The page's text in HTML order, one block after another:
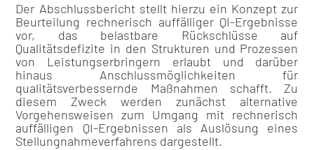
Der Abschlussbericht stellt hierzu ein Konzept zur
Beurteilung rechnerisch auffälliger QI-Ergebnisse
vor, das belastbare Rückschlüsse auf
Qualitätsdefizite in den Strukturen und Prozessen
von Leistungserbringern erlaubt und darüber
hinaus Anschlussmöglichkeiten für
qualitätsverbessernde Maßnahmen schafft. Zu
diesem Zweck werden zunächst alternative
Vorgehensweisen zum Umgang mit rechnerisch
auffälligen QI-Ergebnissen als Auslösung eines
Stellungnahmeverfahrens dargestellt.